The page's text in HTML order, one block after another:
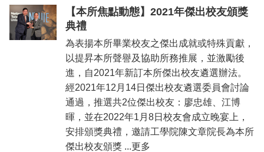
簡
介
教
【本所焦點動態】2021年傑出校友頒獎
典禮
為表揚本所畢業校友之傑出成就或特殊貢獻，
以提昇本所聲譽及協助所務推展，並激勵後
進，自2021年新訂本所傑出校友遴選辦法。
經2021年12月14日傑出校友遴選委員會討論
通過，推選共2位傑出校友：廖忠雄、江博
暉，並在2022年1月8日校友會成立晚宴上，
安排頒獎典禮，邀請工學院陳文章院長為本所
傑出校友頒獎 ...更多